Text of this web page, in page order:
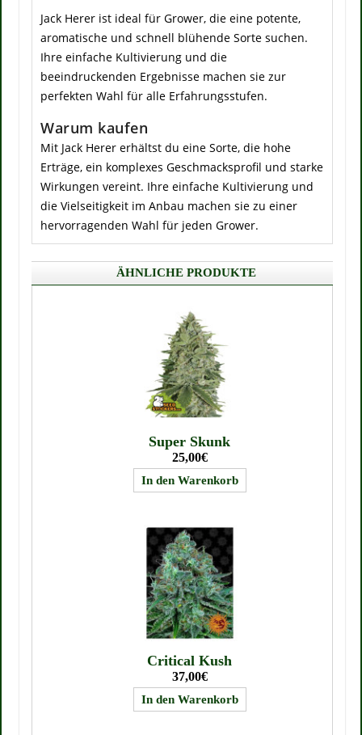
Jack Herer ist ideal für Grower, die eine potente,
aromatische und schnell blühende Sorte suchen.
Ihre einfache Kultivierung und die
beeindruckenden Ergebnisse machen sie zur
perfekten Wahl für alle Erfahrungsstufen.
Warum kaufen
Mit Jack Herer erhältst du eine Sorte, die hohe
Erträge, ein komplexes Geschmacksprofil und starke
Wirkungen vereint. Ihre einfache Kultivierung und
die Vielseitigkeit im Anbau machen sie zu einer
hervorragenden Wahl für jeden Grower.
ÄHNLICHE PRODUKTE
Super Skunk
25,00€
Critical Kush
37,00€